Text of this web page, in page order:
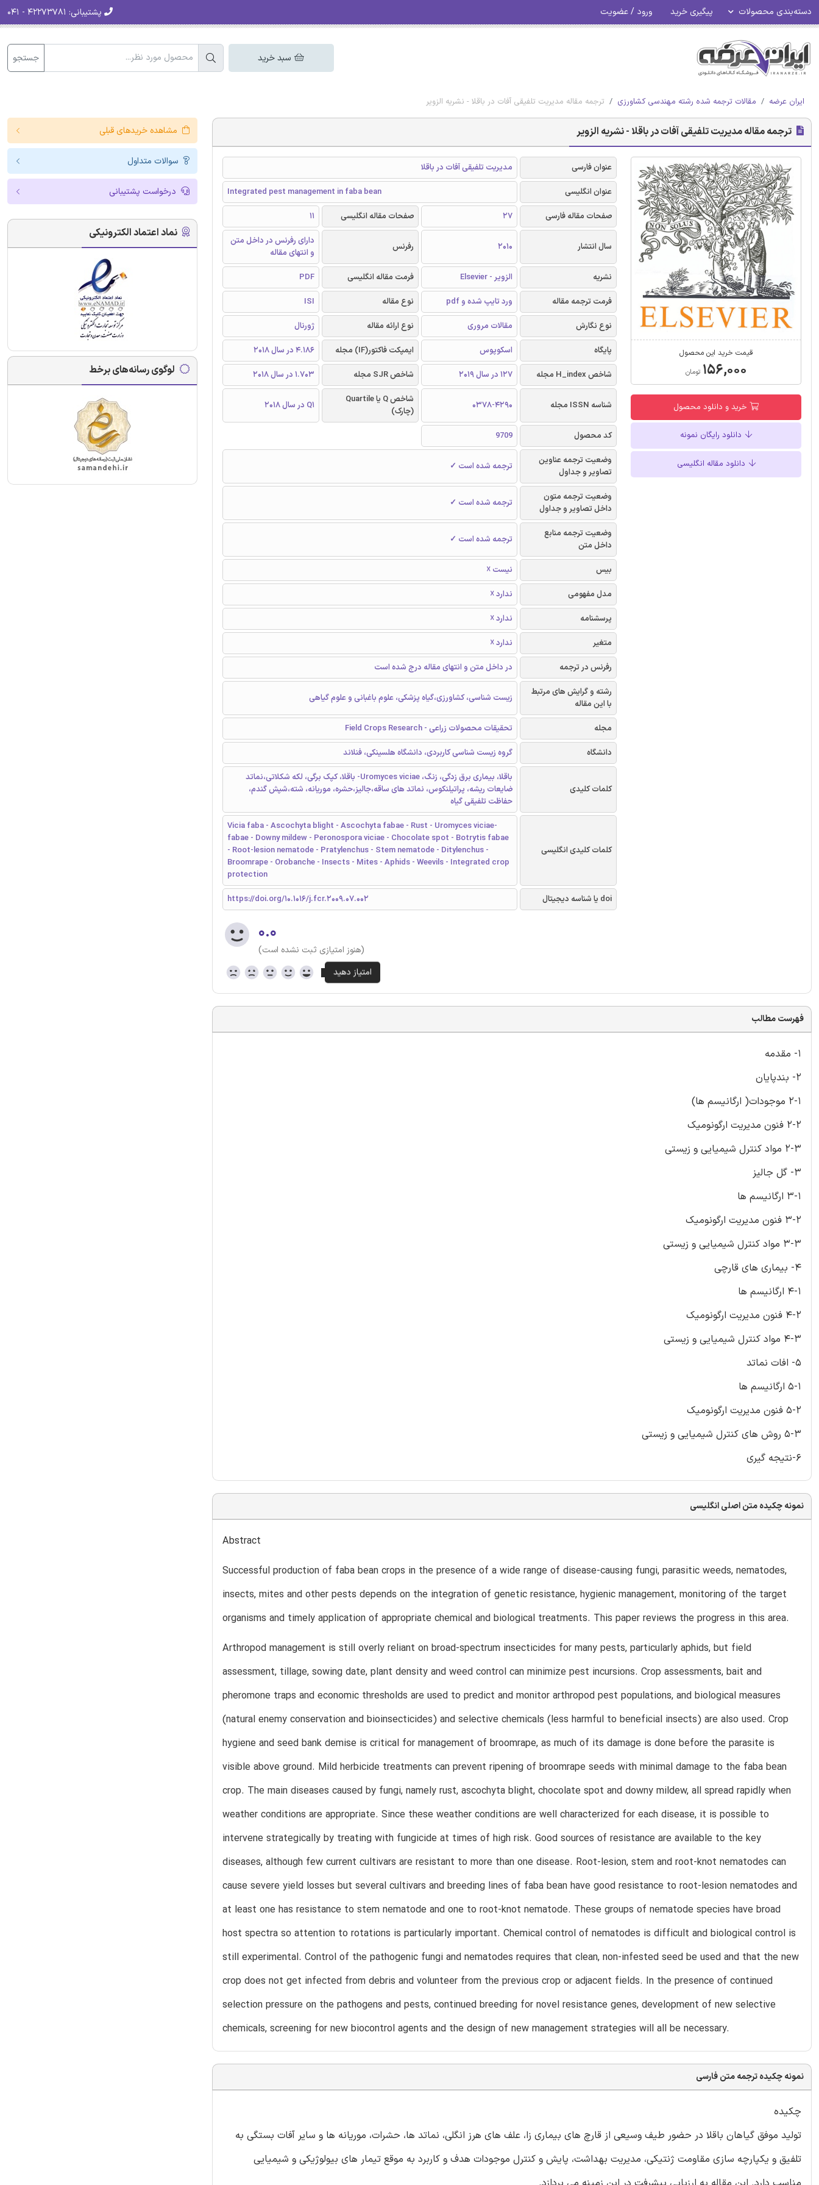
دسته‌بندی محصولات پیگیری خرید ورود / عضویت پشتیبانی:
سبد خرید جستجو
ایران عرضه مقالات ترجمه شده رشته مهندسی کشاورزی ترجمه مقاله مدیریت تلفیقی آفات در باقلا - نشریه الزویر
ترجمه مقاله مدیریت تلفیقی آفات در باقلا - نشریه الزویر
قیمت خرید این محصول
۱۵۶,۰۰۰ تومان
خرید و دانلود محصول
دانلود رایگان نمونه
دانلود مقاله انگلیسی
عنوان فارسی
مدیریت تلفیقی آفات در باقلا
عنوان انگلیسی
Integrated pest management in faba bean
صفحات مقاله فارسی
27 صفحات مقاله انگلیسی 11
سال انتشار 2010 رفرنس
دارای رفرنس در داخل متن
و انتهای مقاله
نشریه
الزویر - Elsevier فرمت مقاله انگلیسی
PDF
فرمت ترجمه مقاله
ورد تایپ شده و pdf نوع مقاله
ISI
نوع نگارش
مقالات مروری نوع ارائه مقاله
ژورنال
پایگاه
اسکوپوس ایمپکت فاکتور(IF) مجله
4.186 در سال 2018
شاخص H_index مجله
127 در سال 2019 شاخص SJR مجله 1.703 در سال 2018
شناسه ISSN مجله 0378-4290
شاخص Q یا Quartile
(چارک)
Q1 در سال 2018
کد محصول
9709
وضعیت ترجمه عناوین
تصاویر و جداول
ترجمه شده است ✓
وضعیت ترجمه متون
داخل تصاویر و جداول
ترجمه شده است ✓
وضعیت ترجمه منابع
داخل متن
ترجمه شده است ✓
بیس
نیست ☓
مدل مفهومی
ندارد ☓
پرسشنامه
ندارد ☓
متغیر
ندارد ☓
رفرنس در ترجمه
در داخل متن و انتهای مقاله درج شده است
رشته و گرایش های مرتبط
با این مقاله
زیست شناسی، کشاورزی،گیاه پزشکی، علوم باغبانی و علوم گیاهی
مجله
تحقیقات محصولات زراعی - Field Crops Research
دانشگاه
گروه زیست شناسی کاربردی، دانشگاه هلسینکی، فنلاند
کلمات کلیدی
باقلا، بیماری برق زدگی، زنگ، Uromyces viciae- باقلا، کپک برگی، لکه شکلاتی،نماتد
ضایعات ریشه، پراتیلنکوس، نماتد های ساقه،جالیز،حشره، موریانه، شته،شپش گندم،
حفاظت تلفیقی گیاه
کلمات کلیدی انگلیسی
Vicia faba - Ascochyta blight - Ascochyta fabae - Rust - Uromyces viciae-
fabae - Downy mildew - Peronospora viciae - Chocolate spot - Botrytis fabae
- Root-lesion nematode - Pratylenchus - Stem nematode - Ditylenchus -
Broomrape - Orobanche - Insects - Mites - Aphids - Weevils - Integrated crop
protection
doi یا شناسه دیجیتال
https://doi.org/10.1016/j.fcr.2009.07.002
۰.۰
(هنوز امتیازی ثبت نشده است)
فهرست مطالب
1- مقدمه
2- بندپایان
2-1 موجودات( ارگانیسم ها)
2-2 فنون مدیریت ارگونومیک
2-3 مواد کنترل شیمیایی و زیستی
3- گل جالیز
3-1 ارگانیسم ها
3-2 فنون مدیریت ارگونومیک
3-3 مواد کنترل شیمیایی و زیستی
4- بیماری های قارچی
4-1 ارگانیسم ها
4-2 فنون مدیریت ارگونومیک
4-3 مواد کنترل شیمیایی و زیستی
5- افات نماتد
5-1 ارگانیسم ها
5-2 فنون مدیریت ارگونومیک
5-3 روش های کنترل شیمیایی و زیستی
6-نتیجه گیری
نمونه چکیده متن اصلی انگلیسی
Abstract
Successful production of faba bean crops in the presence of a wide range of disease-causing fungi, parasitic weeds, nematodes,
insects, mites and other pests depends on the integration of genetic resistance, hygienic management, monitoring of the target
organisms and timely application of appropriate chemical and biological treatments. This paper reviews the progress in this area.
Arthropod management is still overly reliant on broad-spectrum insecticides for many pests, particularly aphids, but field
assessment, tillage, sowing date, plant density and weed control can minimize pest incursions. Crop assessments, bait and
pheromone traps and economic thresholds are used to predict and monitor arthropod pest populations, and biological measures
(natural enemy conservation and bioinsecticides) and selective chemicals (less harmful to beneficial insects) are also used. Crop
hygiene and seed bank demise is critical for management of broomrape, as much of its damage is done before the parasite is
visible above ground. Mild herbicide treatments can prevent ripening of broomrape seeds with minimal damage to the faba bean
crop. The main diseases caused by fungi, namely rust, ascochyta blight, chocolate spot and downy mildew, all spread rapidly when
weather conditions are appropriate. Since these weather conditions are well characterized for each disease, it is possible to
intervene strategically by treating with fungicide at times of high risk. Good sources of resistance are available to the key
diseases, although few current cultivars are resistant to more than one disease. Root-lesion, stem and root-knot nematodes can
cause severe yield losses but several cultivars and breeding lines of faba bean have good resistance to root-lesion nematodes and
at least one has resistance to stem nematode and one to root-knot nematode. These groups of nematode species have broad
host spectra so attention to rotations is particularly important. Chemical control of nematodes is difficult and biological control is
still experimental. Control of the pathogenic fungi and nematodes requires that clean, non-infested seed be used and that the new
crop does not get infected from debris and volunteer from the previous crop or adjacent fields. In the presence of continued
selection pressure on the pathogens and pests, continued breeding for novel resistance genes, development of new selective
chemicals, screening for new biocontrol agents and the design of new management strategies will all be necessary.
نمونه چکیده ترجمه متن فارسی
چکیده
تولید موفق گیاهان باقلا در حضور طیف وسیعی از قارچ های بیماری زا، علف های هرز انگلی، نماتد ها، حشرات، موریانه ها و سایر آفات بستگی به
تلفیق و یکپارچه سازی مقاومت ژنتیکی، مدیریت بهداشت، پایش و کنترل موجودات هدف و کاربرد به موقع تیمار های بیولوژیکی و شیمیایی
مشاهده خریدهای قبلی
سوالات متداول
درخواست پشتیبانی
نماد اعتماد الکترونیکی
لوگوی رسانه‌های برخط